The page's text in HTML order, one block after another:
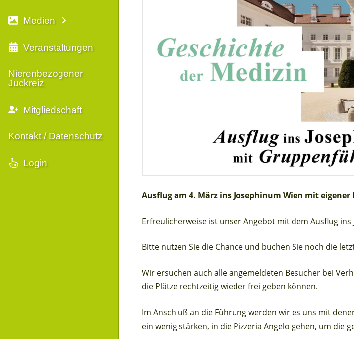
Medien
Veranstaltungen
Nierenbezogener
Juckreiz
Mitgliedschaft
Kontakt / Datenschutz
Login
Ausflug am 4. März ins Josephinum Wien mit eigener
Erfreulicherweise ist unser Angebot mit dem Ausflug ins
Bitte nutzen Sie die Chance und buchen Sie noch die
Wir ersuchen auch alle angemeldeten Besucher bei
die Plätze rechtzeitig wieder frei geben können.
Im Anschluß an die Führung werden wir es uns mit
ein wenig stärken, in die Pizzeria Angelo gehen, um die